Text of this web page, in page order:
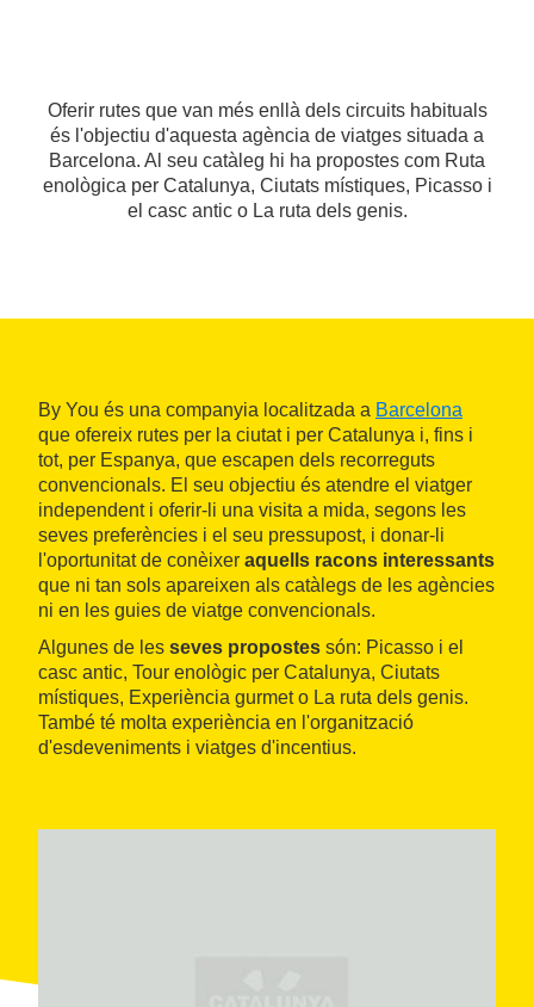
Oferir rutes que van més enllà dels circuits habituals
és l'objectiu d'aquesta agència de viatges situada a
Barcelona. Al seu catàleg hi ha propostes com Ruta
enològica per Catalunya, Ciutats místiques, Picasso i
el casc antic o La ruta dels genis.
By You és una companyia localitzada a Barcelona
que ofereix rutes per la ciutat i per Catalunya i, fins i
tot, per Espanya, que escapen dels recorreguts
convencionals. El seu objectiu és atendre el viatger
independent i oferir-li una visita a mida, segons les
seves preferències i el seu pressupost, i donar-li
l'oportunitat de conèixer aquells racons interessants
que ni tan sols apareixen als catàlegs de les agències
ni en les guies de viatge convencionals.
Algunes de les seves propostes són: Picasso i el
casc antic, Tour enològic per Catalunya, Ciutats
místiques, Experiència gurmet o La ruta dels genis.
També té molta experiència en l'organització
d'esdeveniments i viatges d'incentius.